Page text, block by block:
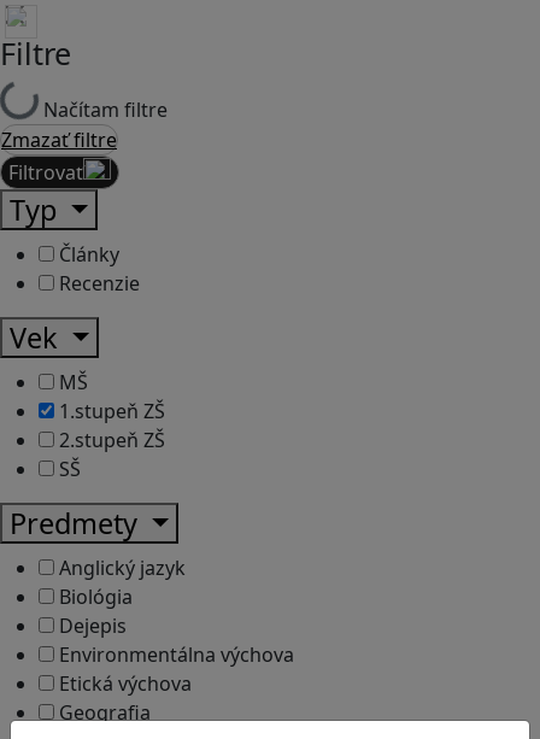
Filtre
Načítam filtre
Zmazať filtre
Filtrovať
Typ
Články
Recenzie
Vek
MŠ
1.stupeň ZŠ
2.stupeň ZŠ
SŠ
Predmety
Anglický jazyk
Biológia
Dejepis
Environmentálna výchova
Etická výchova
Geografia